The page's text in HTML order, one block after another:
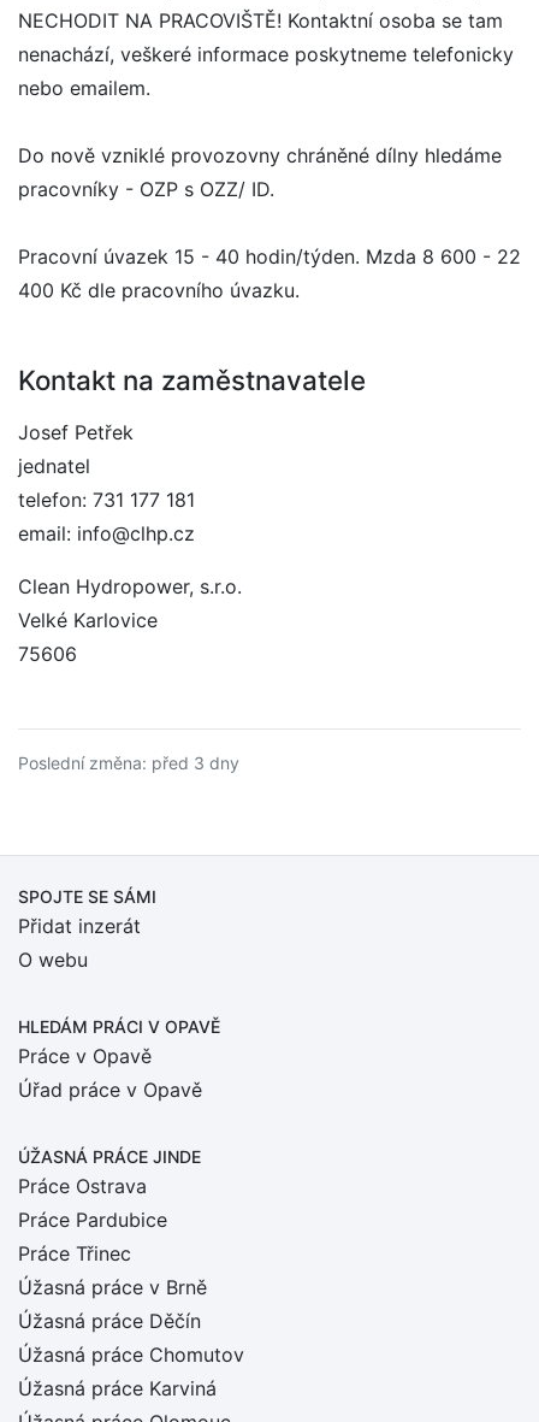
NECHODIT NA PRACOVIŠTĚ! Kontaktní osoba se tam
nenachází, veškeré informace poskytneme telefonicky
nebo emailem.
Do nově vzniklé provozovny chráněné dílny hledáme
pracovníky - OZP s OZZ/ ID.
Pracovní úvazek 15 - 40 hodin/týden. Mzda 8 600 - 22
400 Kč dle pracovního úvazku.
Kontakt na zaměstnavatele
Josef Petřek
jednatel
telefon: 731 177 181
email: info@clhp.cz
Clean Hydropower, s.r.o.
Velké Karlovice
75606
Poslední změna: před 3 dny
SPOJTE SE SÁMI
Přidat inzerát
O webu
HLEDÁM PRÁCI V OPAVĚ
Práce v Opavě
Úřad práce v Opavě
ÚŽASNÁ PRÁCE JINDE
Práce Ostrava
Práce Pardubice
Práce Třinec
Úžasná práce v Brně
Úžasná práce Děčín
Úžasná práce Chomutov
Úžasná práce Karviná